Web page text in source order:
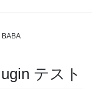
BABA
テスト